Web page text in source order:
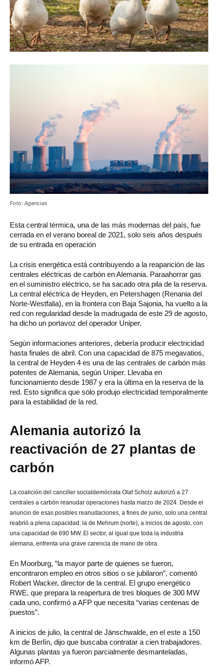
Foto: Agencias
Esta central térmica, una de las más modernas del país, fue
cerrada en el verano boreal de 2021, solo seis años después
de su entrada en operación
La crisis energética está contribuyendo a la reaparición de las
centrales eléctricas de carbón en Alemania. Paraahorrar gas
en el suministro eléctrico, se ha sacado otra pila de la reserva.
La central eléctrica de Heyden, en Petershagen (Renania del
Norte-Westfalia), en la frontera con Baja Sajonia, ha vuelto a la
red con regularidad desde la madrugada de este 29 de agosto,
ha dicho un portavoz del operador Uniper.
Según informaciones anteriores, debería producir electricidad
hasta finales de abril. Con una capacidad de 875 megavatios,
la central de Heyden 4 es una de las centrales de carbón más
potentes de Alemania, según Uniper. Llevaba en
funcionamiento desde 1987 y era la última en la reserva de la
red. Esto significa que sólo produjo electricidad temporalmente
para la estabilidad de la red.
Alemania autorizó la
reactivación de 27 plantas de
carbón
La coalición del canciller socialdemócrata Olaf Scholz autorizó a 27
centrales a carbón reanudar operaciones hasta marzo de 2024. Desde el
anuncio de esas posibles reanudaciones, a fines de junio, solo una central
reabrió a plena capacidad: la de Mehrum (norte), a inicios de agosto, con
una capacidad de 690 MW. El sector, al igual que toda la industria
alemana, enfrenta una grave carencia de mano de obra.
En Moorburg, “la mayor parte de quienes se fueron,
encontraron empleo en otros sitios o se jubilaron”, comentó
Robert Wacker, director de la central. El grupo energético
RWE, que prepara la reapertura de tres bloques de 300 MW
cada uno, confirmó a AFP que necesita “varias centenas de
puestos”.
A inicios de julio, la central de Jänschwalde, en el este a 150
km de Berlín, dijo que buscaba contratar a cien trabajadores.
Algunas plantas ya fueron parcialmente desmanteladas,
informó AFP.